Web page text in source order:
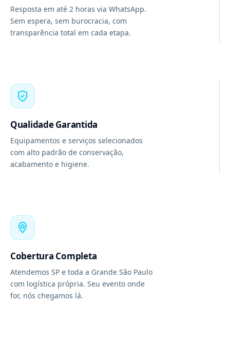
Resposta em até 2 horas via WhatsApp.
Sem espera, sem burocracia, com
transparência total em cada etapa.
Qualidade Garantida
Equipamentos e serviços selecionados
com alto padrão de conservação,
acabamento e higiene.
Cobertura Completa
Atendemos SP e toda a Grande São Paulo
com logística própria. Seu evento onde
for, nós chegamos lá.